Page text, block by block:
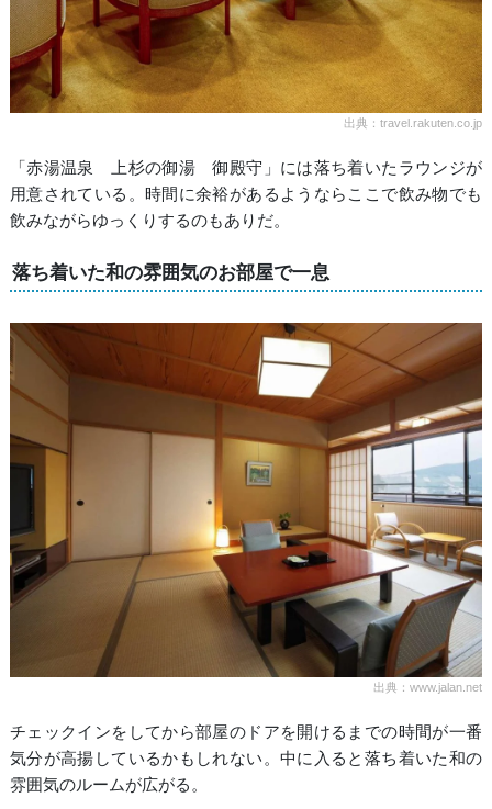
出典：travel.rakuten.co.jp
「赤湯温泉 上杉の御湯 御殿守」には落ち着いたラウンジが
用意されている。時間に余裕があるようならここで飲み物でも
飲みながらゆっくりするのもありだ。
落ち着いた和の雰囲気のお部屋で一息
出典：www.jalan.net
チェックインをしてから部屋のドアを開けるまでの時間が一番
気分が高揚しているかもしれない。中に入ると落ち着いた和の
雰囲気のルームが広がる。